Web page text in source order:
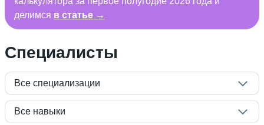
делимся в статье →
Специалисты
Все специализации
Все навыки